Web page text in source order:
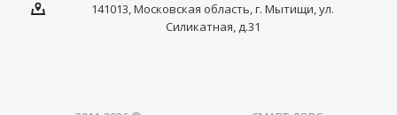
141013, Московская область, г. Мытищи, ул.
Силикатная, д.31